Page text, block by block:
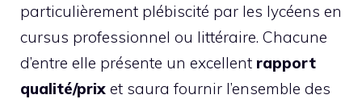
particulièrement plébiscité par les lycéens en
cursus professionnel ou littéraire. Chacune
d’entre elle présente un excellent rapport
qualité/prix et saura fournir l’ensemble des